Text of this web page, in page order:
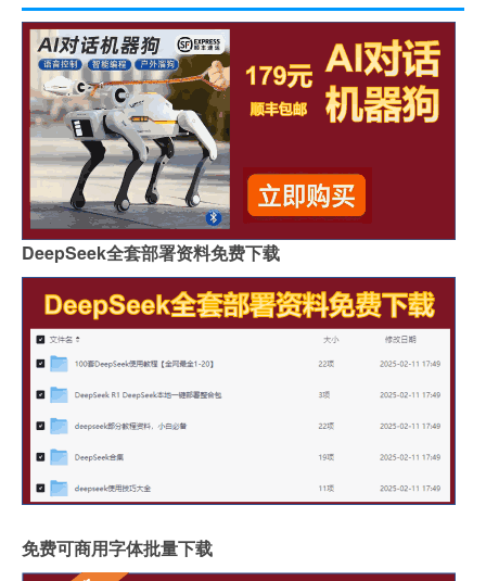
DeepSeek全套部署资料免费下载
免费可商用字体批量下载